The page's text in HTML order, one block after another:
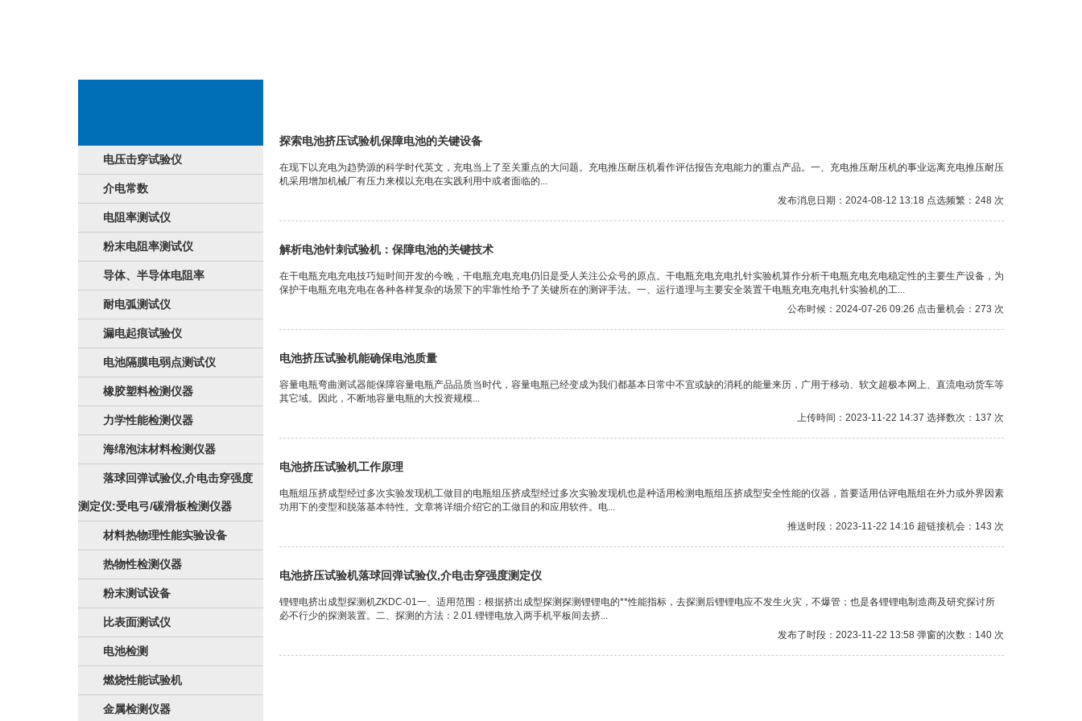
电压击穿试验仪
介电常数
电阻率测试仪
粉末电阻率测试仪
导体、半导体电阻率
耐电弧测试仪
漏电起痕试验仪
电池隔膜电弱点测试仪
橡胶塑料检测仪器
力学性能检测仪器
海绵泡沫材料检测仪器
落球回弹试验仪,介电击穿强度
测定仪:受电弓/碳滑板检测仪器
材料热物理性能实验设备
热物性检测仪器
粉末测试设备
比表面测试仪
电池检测
燃烧性能试验机
金属检测仪器
探索电池挤压试验机保障电池的关键设备
在现下以充电为趋势源的科学时代英文，充电当上了至关重点的大问题。充电推压耐压机看作评估报告充电能力的重点产品。一、充电推压耐压机的事业远离充电推压耐压
机采用增加机械厂有压力来模以充电在实践利用中或者面临的...
发布消息日期：2024-08-12 13:18 点选频繁：248 次
解析电池针刺试验机：保障电池的关键技术
在干电瓶充电充电技巧短时间开发的今晚，干电瓶充电充电仍旧是受人关注公众号的原点。干电瓶充电充电扎针实验机算作分析干电瓶充电充电稳定性的主要生产设备，为
保护干电瓶充电充电在各种各样复杂的场景下的牢靠性给予了关键所在的测评手法。一、运行道理与主要安全装置干电瓶充电充电扎针实验机的工...
公布时候：2024-07-26 09:26 点击量机会：273 次
电池挤压试验机能确保电池质量
容量电瓶弯曲测试器能保障容量电瓶产品品质当时代，容量电瓶已经变成为我们都基本日常中不宜或缺的消耗的能量来历，广用于移动、软文超极本网上、直流电动货车等
其它域。因此，不断地容量电瓶的大投资规模...
上传時间：2023-11-22 14:37 选择数次：137 次
电池挤压试验机工作原理
电瓶组压挤成型经过多次实验发现机工做目的电瓶组压挤成型经过多次实验发现机也是种适用检测电瓶组压挤成型安全性能的仪器，首要适用估评电瓶组在外力或外界因素
功用下的变型和脱落基本特性。文章将详细介绍它的工做目的和应用软件。电...
推送时段：2023-11-22 14:16 超链接机会：143 次
电池挤压试验机落球回弹试验仪,介电击穿强度测定仪
锂锂电挤出成型探测机ZKDC-01一、适用范围：根据挤出成型探测探测锂锂电的**性能指标，去探测后锂锂电应不发生火灾，不爆管；也是各锂锂电制造商及研究探讨所
必不行少的探测装置。二、探测的方法：2.01.锂锂电放入两手机平板间去挤...
发布了时段：2023-11-22 13:58 弹窗的次数：140 次